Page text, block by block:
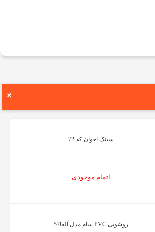
×
سینک اخوان کد 72
اتمام موجودی
روشویی PVC سام مدل آلفا57